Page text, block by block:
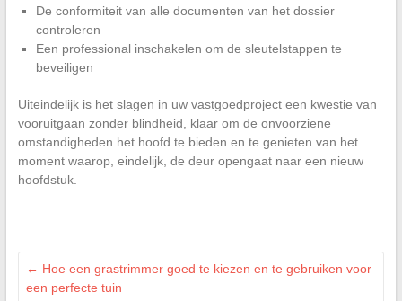
De conformiteit van alle documenten van het dossier
controleren
Een professional inschakelen om de sleutelstappen te
beveiligen
Uiteindelijk is het slagen in uw vastgoedproject een kwestie van
vooruitgaan zonder blindheid, klaar om de onvoorziene
omstandigheden het hoofd te bieden en te genieten van het
moment waarop, eindelijk, de deur opengaat naar een nieuw
hoofdstuk.
← Hoe een grastrimmer goed te kiezen en te gebruiken voor
een perfecte tuin